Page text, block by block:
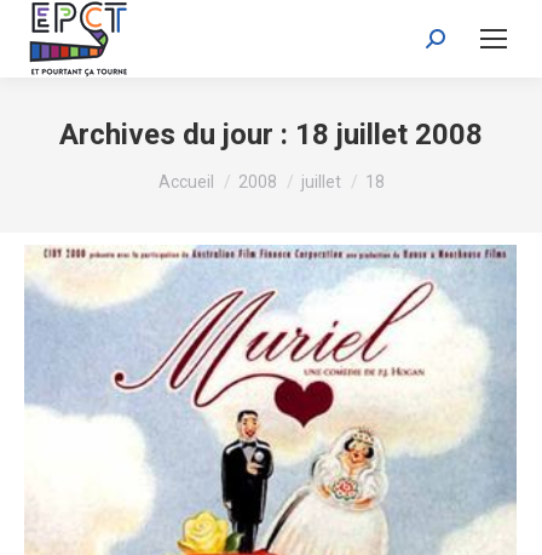
Recherche
Archives du jour : 18 juillet 2008
Vous êtes ici :
Accueil 2008 juillet 18